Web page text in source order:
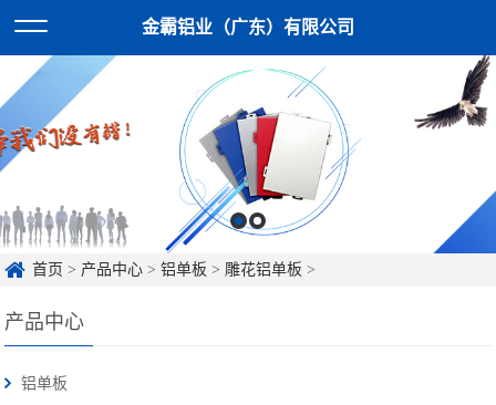
金霸铝业（广东）有限公司
首页 > 产品中心 >铝单板 >雕花铝单板 >
产品中心
铝单板